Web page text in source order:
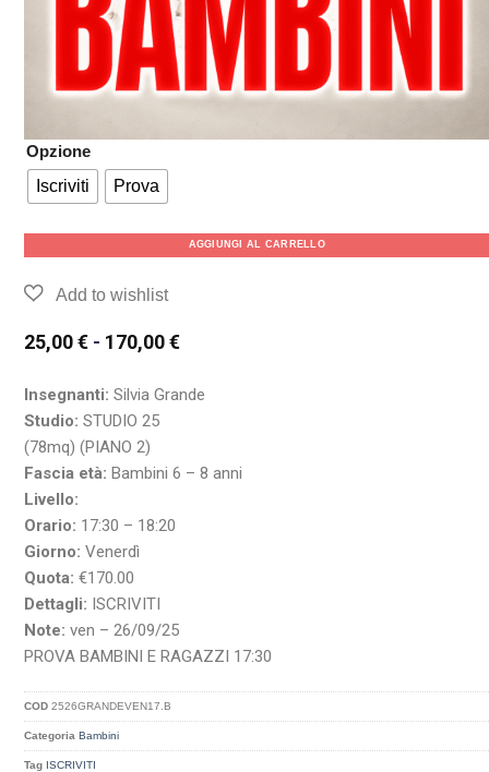
Opzione
Iscriviti
Prova
AGGIUNGI AL CARRELLO
25,00€ - 170,00€
Insegnanti: Silvia Grande
Studio: STUDIO 25
(78mq) (PIANO 2)
Fascia età: Bambini 6 – 8 anni
Livello:
Orario: 17:30 – 18:20
Giorno: Venerdì
Quota: €170.00
Dettagli: ISCRIVITI
Note: ven – 26/09/25
PROVA BAMBINI E RAGAZZI 17:30
COD2526GRANDEVEN17.B
Categoria Bambini
Tag ISCRIVITI